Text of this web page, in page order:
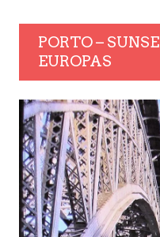
PORTO –
EUROPAS